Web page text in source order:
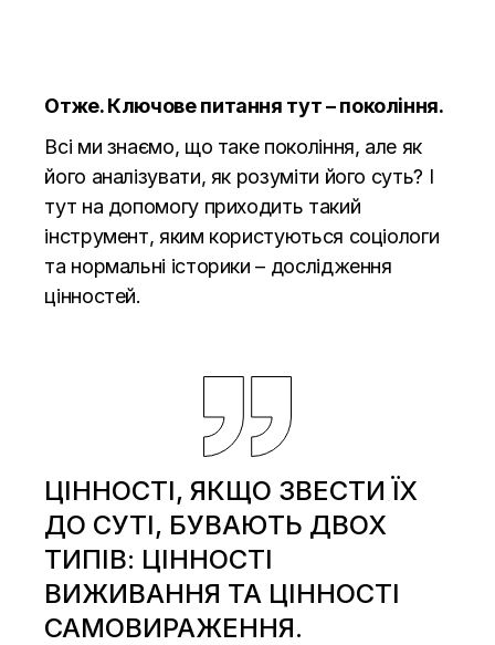
Отже. Ключове питання тут – покоління.
Всі ми знаємо, що таке покоління, але як
його аналізувати, як розуміти його суть? І
тут на допомогу приходить такий
інструмент, яким користуються соціологи
та нормальні історики – дослідження
цінностей.
ЦІННОСТІ, ЯКЩО ЗВЕСТИ ЇХ
ДО СУТІ, БУВАЮТЬ ДВОХ
ТИПІВ: ЦІННОСТІ
ВИЖИВАННЯ ТА ЦІННОСТІ
САМОВИРАЖЕННЯ.